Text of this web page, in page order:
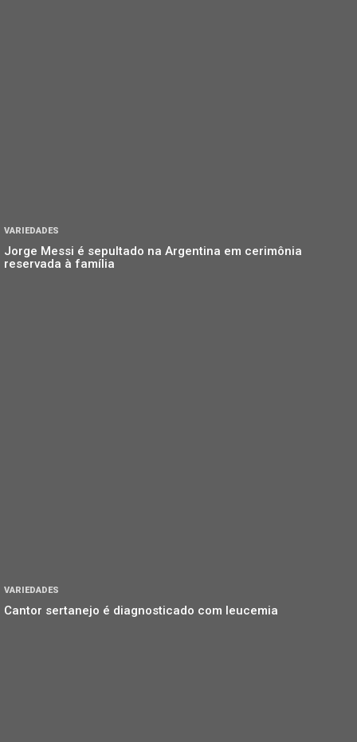
VARIEDADES
Jorge Messi é sepultado na Argentina em cerimônia
reservada à família
VARIEDADES
Cantor sertanejo é diagnosticado com leucemia